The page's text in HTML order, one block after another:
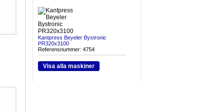
Kantpress Beyeler Bystronic
PR320x3100
Referensnummer: 4754
Visa alla maskiner